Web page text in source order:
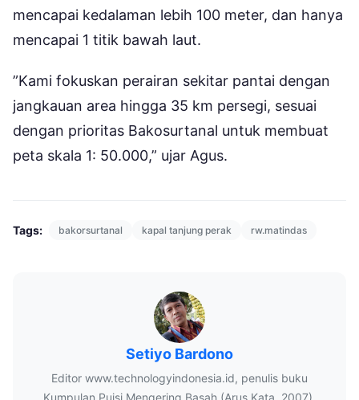
mencapai kedalaman lebih 100 meter, dan hanya
mencapai 1 titik bawah laut.
”Kami fokuskan perairan sekitar pantai dengan
jangkauan area hingga 35 km persegi, sesuai
dengan prioritas Bakosurtanal untuk membuat
peta skala 1: 50.000,” ujar Agus.
Tags: bakorsurtanal kapal tanjung perak rw.matindas
Setiyo Bardono
Editor www.technologyindonesia.id, penulis buku
Kumpulan Puisi Mengering Basah (Arus Kata, 2007),